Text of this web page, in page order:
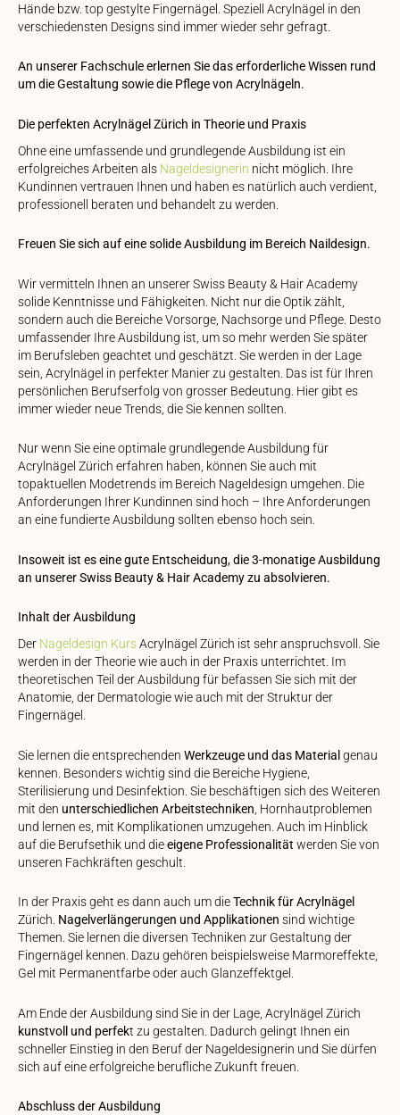
Hände bzw. top gestylte Fingernägel. Speziell Acrylnägel in den
verschiedensten Designs sind immer wieder sehr gefragt.
An unserer Fachschule erlernen Sie das erforderliche Wissen rund
um die Gestaltung sowie die Pflege von Acrylnägeln.
Die perfekten Acrylnägel Zürich in Theorie und Praxis
Ohne eine umfassende und grundlegende Ausbildung ist ein
erfolgreiches Arbeiten als Nageldesignerin nicht möglich. Ihre
Kundinnen vertrauen Ihnen und haben es natürlich auch verdient,
professionell beraten und behandelt zu werden.
Freuen Sie sich auf eine solide Ausbildung im Bereich Naildesign.
Wir vermitteln Ihnen an unserer Swiss Beauty & Hair Academy
solide Kenntnisse und Fähigkeiten. Nicht nur die Optik zählt,
sondern auch die Bereiche Vorsorge, Nachsorge und Pflege. Desto
umfassender Ihre Ausbildung ist, um so mehr werden Sie später
im Berufsleben geachtet und geschätzt. Sie werden in der Lage
sein, Acrylnägel in perfekter Manier zu gestalten. Das ist für Ihren
persönlichen Berufserfolg von grosser Bedeutung. Hier gibt es
immer wieder neue Trends, die Sie kennen sollten.
Nur wenn Sie eine optimale grundlegende Ausbildung für
Acrylnägel Zürich erfahren haben, können Sie auch mit
topaktuellen Modetrends im Bereich Nageldesign umgehen. Die
Anforderungen Ihrer Kundinnen sind hoch – Ihre Anforderungen
an eine fundierte Ausbildung sollten ebenso hoch sein.
Insoweit ist es eine gute Entscheidung, die 3-monatige Ausbildung
an unserer Swiss Beauty & Hair Academy zu absolvieren.
Inhalt der Ausbildung
Der Nageldesign KursAcrylnägel Zürich ist sehr anspruchsvoll. Sie
werden in der Theorie wie auch in der Praxis unterrichtet. Im
theoretischen Teil der Ausbildung für befassen Sie sich mit der
Anatomie, der Dermatologie wie auch mit der Struktur der
Fingernägel.
Sie lernen die entsprechenden Werkzeuge und das Material genau
kennen. Besonders wichtig sind die Bereiche Hygiene,
Sterilisierung und Desinfektion. Sie beschäftigen sich des Weiteren
mit den unterschiedlichen Arbeitstechniken , Hornhautproblemen
und lernen es, mit Komplikationen umzugehen. Auch im Hinblick
auf die Berufsethik und dieeigene Professionalität werden Sie von
unseren Fachkräften geschult.
In der Praxis geht es dann auch um dieTechnik für Acrylnägel
Zürich. Nagelverlängerungen und Applikationen sind wichtige
Themen. Sie lernen die diversen Techniken zur Gestaltung der
Fingernägel kennen. Dazu gehören beispielsweise Marmoreffekte,
Gel mit Permanentfarbe oder auch Glanzeffektgel.
Am Ende der Ausbildung sind Sie in der Lage, Acrylnägel Zürich
kunstvoll und perfekt zu gestalten. Dadurch gelingt Ihnen ein
schneller Einstieg in den Beruf der Nageldesignerin und Sie dürfen
sich auf eine erfolgreiche berufliche Zukunft freuen.
Abschluss der Ausbildung